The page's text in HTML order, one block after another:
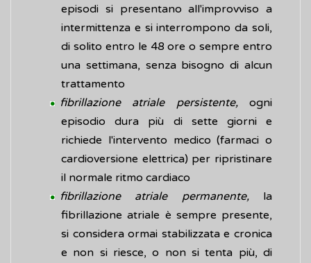
episodi si presentano all'improvviso a
intermittenza e si interrompono da soli,
di solito entro le 48 ore o sempre entro
una settimana, senza bisogno di alcun
trattamento
fibrillazione atriale persistente,ogni
episodio dura più di sette giorni e
richiede l'intervento medico (farmaci o
cardioversione elettrica) per ripristinare
il normale ritmo cardiaco
fibrillazione atriale permanente,la
fibrillazione atriale è sempre presente,
si considera ormai stabilizzata e cronica
e non si riesce, o non si tenta più, di